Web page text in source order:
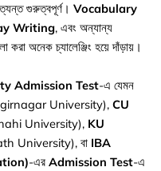
গুরুত্বপূর্ণ। Vocabulary
Writing, এবং অন্যান্য
করা অনেক চ্যালেঞ্জিং হয়ে দাঁড়ায়।
Admission Test-এ যেমন
University), CU
University), KU
University), বা IBA
-এর Admission Test-এ